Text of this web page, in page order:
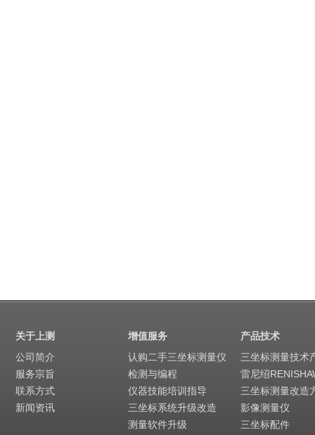
关于上测
公司简介
服务宗旨
联系方式
新闻资讯
增值服务
认购二手三坐标测量仪
检测与编程
仪器技能培训指导
三坐标系统升级改造
测量软件升级
产品技术
三坐标测量技术
雷尼绍
三坐标测量改造
影像测量仪
三坐标配件